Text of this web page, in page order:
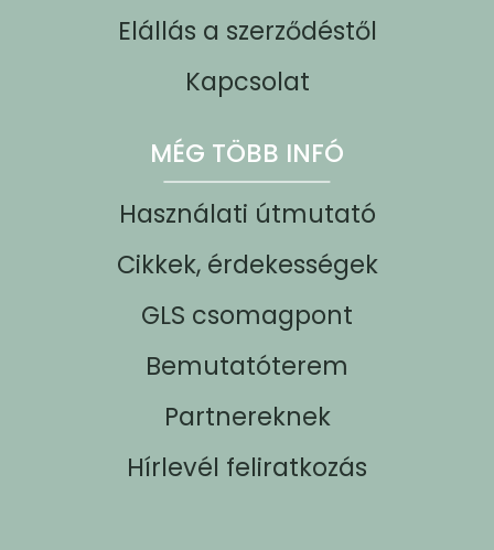
Elállás a szerződéstől
Kapcsolat
MÉG TÖBB INFÓ
Használati útmutató
Cikkek, érdekességek
GLS csomagpont
Bemutatóterem
Partnereknek
Hírlevél feliratkozás